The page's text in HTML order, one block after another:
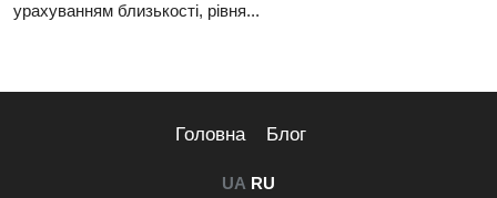
урахуванням близькості, рівня...
Головна Блог
UA RU